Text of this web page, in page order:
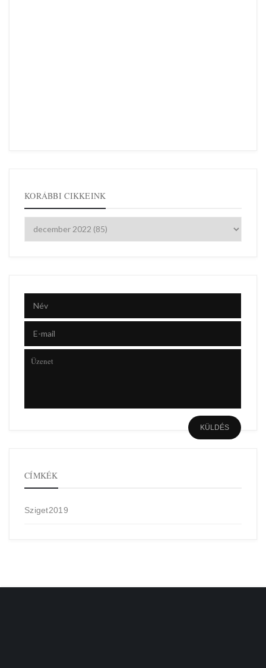
KORÁBBI CIKKEINK
CÍMKÉK
Sziget2019